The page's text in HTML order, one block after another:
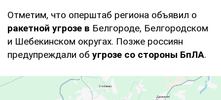
Отметим, что оперштаб региона объявил о
ракетной угрозе в Белгороде, Белгородском
и Шебекинском округах. Позже россиян
предупреждали об угрозе со стороны БпЛА.